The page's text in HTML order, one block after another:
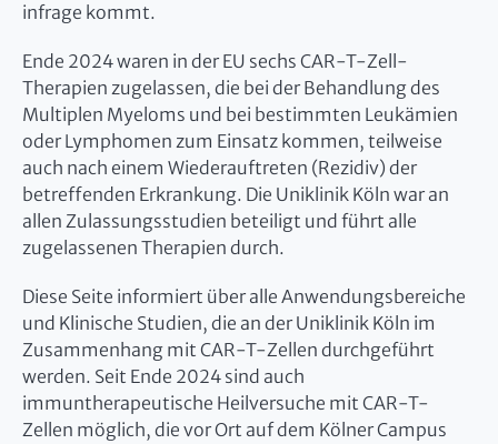
infrage kommt.
Ende 2024 waren in der EU sechs CAR-T-Zell-
Therapien zugelassen, die bei der Behandlung des
Multiplen Myeloms und bei bestimmten Leukämien
oder Lymphomen zum Einsatz kommen, teilweise
auch nach einem Wiederauftreten (Rezidiv) der
betreffenden Erkrankung. Die Uniklinik Köln war an
allen Zulassungsstudien beteiligt und führt alle
zugelassenen Therapien durch.
Diese Seite informiert über alle Anwendungsbereiche
und Klinische Studien, die an der Uniklinik Köln im
Zusammenhang mit CAR-T-Zellen durchgeführt
werden. Seit Ende 2024 sind auch
immuntherapeutische Heilversuche mit CAR-T-
Zellen möglich, die vor Ort auf dem Kölner Campus